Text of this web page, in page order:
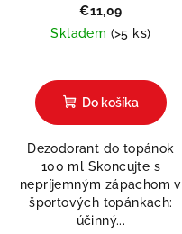
€11,09
Skladem (>5 ks)
hodnotenie
produktu
z
5
hviezdičiek.
Do košíka
Dezodorant do topánok
100 ml Skoncujte s
nepríjemným zápachom v
športových topánkach:
účinný...